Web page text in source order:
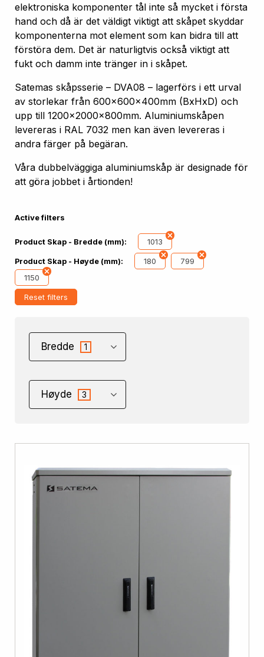
elektroniska komponenter tål inte så mycket i första
hand och då är det väldigt viktigt att skåpet skyddar
komponenterna mot element som kan bidra till att
förstöra dem. Det är naturligtvis också viktigt att
fukt och damm inte tränger in i skåpet.
Satemas skåpsserie – DVA08 – lagerförs i ett urval
av storlekar från 600x600x400mm (BxHxD) och
upp till 1200x2000x800mm. Aluminiumskåpen
levereras i RAL 7032 men kan även levereras i
andra färger på begäran.
Våra dubbelväggiga aluminiumskåp är designade för
att göra jobbet i årtionden!
Active filters
Product Skap - Bredde (mm): 1013
Product Skap - Høyde (mm): 180
799
1150
Reset filters
Bredde 1
Høyde 3